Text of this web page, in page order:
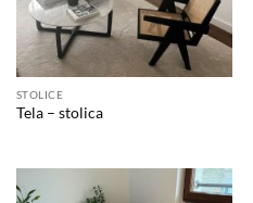
STOLICE
Tela – stolica